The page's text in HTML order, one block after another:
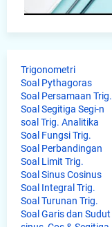
Trigonometri
Soal Pythagoras
Soal Persamaan Trig.
Soal Segitiga Segi-n
soal Trig. Analitika
Soal Fungsi Trig.
Soal Perbandingan
Soal Limit Trig.
Soal Sinus Cosinus
Soal Integral Trig.
Soal Turunan Trig.
Soal Garis dan Sudut